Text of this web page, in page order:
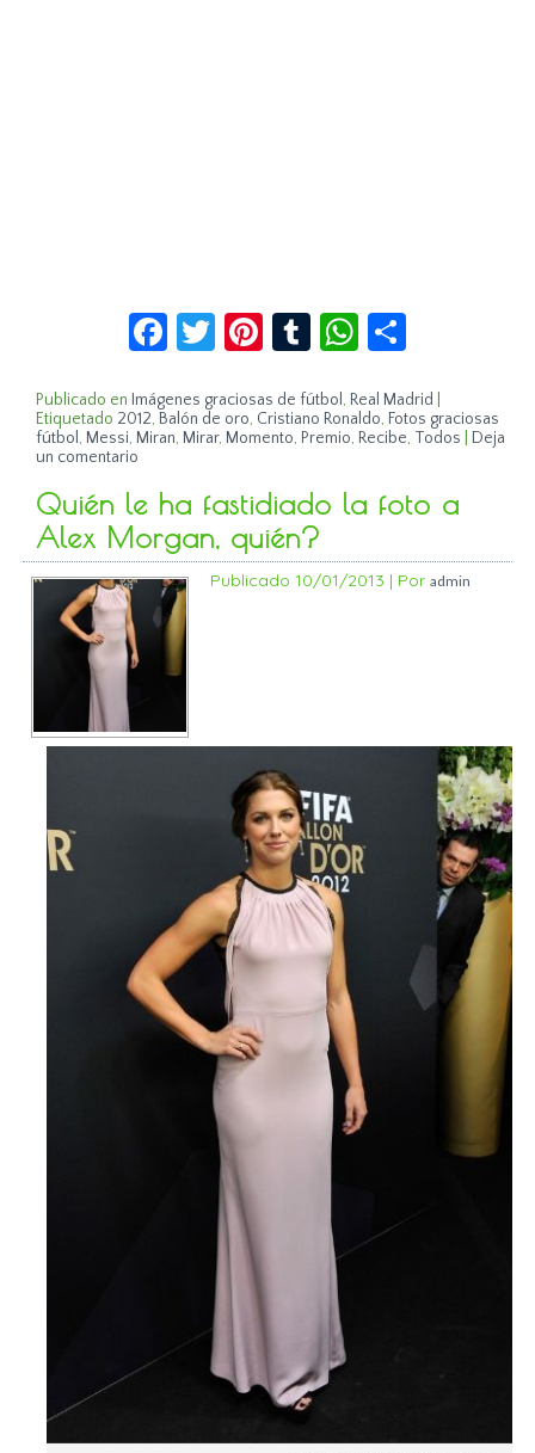
Facebook
Twitter
Pinterest
TumblrWhatsApp
Publicado en Imágenes graciosas de fútbol, Real Madrid
Etiquetado 2012, Balón de oro, Cristiano Ronaldo, Fotos graciosas
fútbol, Messi, Miran, Mirar, Momento, Premio, Recibe, Todos
Deja
un comentario
Quién le ha fastidiado la foto a
Alex Morgan, quién?
Publicado 10/01/2013 | Por admin